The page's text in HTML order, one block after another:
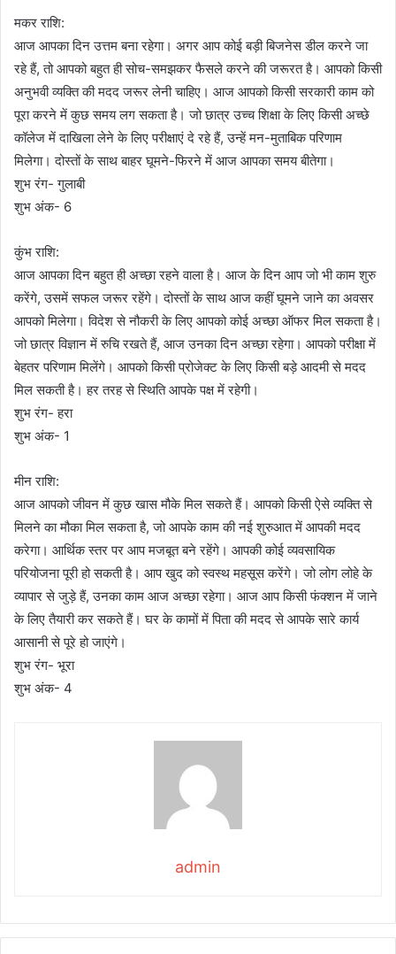
मकर राशि:
आज आपका दिन उत्तम बना रहेगा। अगर आप कोई बड़ी बिजनेस डील करने जा
रहे हैं, तो आपको बहुत ही सोच-समझकर फैसले करने की जरूरत है। आपको किसी
अनुभवी व्यक्ति की मदद जरूर लेनी चाहिए। आज आपको किसी सरकारी काम को
पूरा करने में कुछ समय लग सकता है। जो छात्र उच्च शिक्षा के लिए किसी अच्छे
कॉलेज में दाखिला लेने के लिए परीक्षाएं दे रहे हैं, उन्हें मन-मुताबिक परिणाम
मिलेगा। दोस्तों के साथ बाहर घूमने-फिरने में आज आपका समय बीतेगा।
शुभ रंग- गुलाबी
शुभ अंक- 6
कुंभ राशि:
आज आपका दिन बहुत ही अच्छा रहने वाला है। आज के दिन आप जो भी काम शुरु
करेंगे, उसमें सफल जरूर रहेंगे। दोस्तों के साथ आज कहीं घूमने जाने का अवसर
आपको मिलेगा। विदेश से नौकरी के लिए आपको कोई अच्छा ऑफर मिल सकता है।
जो छात्र विज्ञान में रुचि रखते हैं, आज उनका दिन अच्छा रहेगा। आपको परीक्षा में
बेहतर परिणाम मिलेंगे। आपको किसी प्रोजेक्ट के लिए किसी बड़े आदमी से मदद
मिल सकती है। हर तरह से स्थिति आपके पक्ष में रहेगी।
शुभ रंग- हरा
शुभ अंक- 1
मीन राशि:
आज आपको जीवन में कुछ खास मौके मिल सकते हैं। आपको किसी ऐसे व्यक्ति से
मिलने का मौका मिल सकता है, जो आपके काम की नई शुरुआत में आपकी मदद
करेगा। आर्थिक स्तर पर आप मजबूत बने रहेंगे। आपकी कोई व्यवसायिक
परियोजना पूरी हो सकती है। आप खुद को स्वस्थ महसूस करेंगे। जो लोग लोहे के
व्यापार से जुड़े हैं, उनका काम आज अच्छा रहेगा। आज आप किसी फंक्शन में जाने
के लिए तैयारी कर सकते हैं। घर के कामों में पिता की मदद से आपके सारे कार्य
आसानी से पूरे हो जाएंगे।
शुभ रंग- भूरा
शुभ अंक- 4
admin